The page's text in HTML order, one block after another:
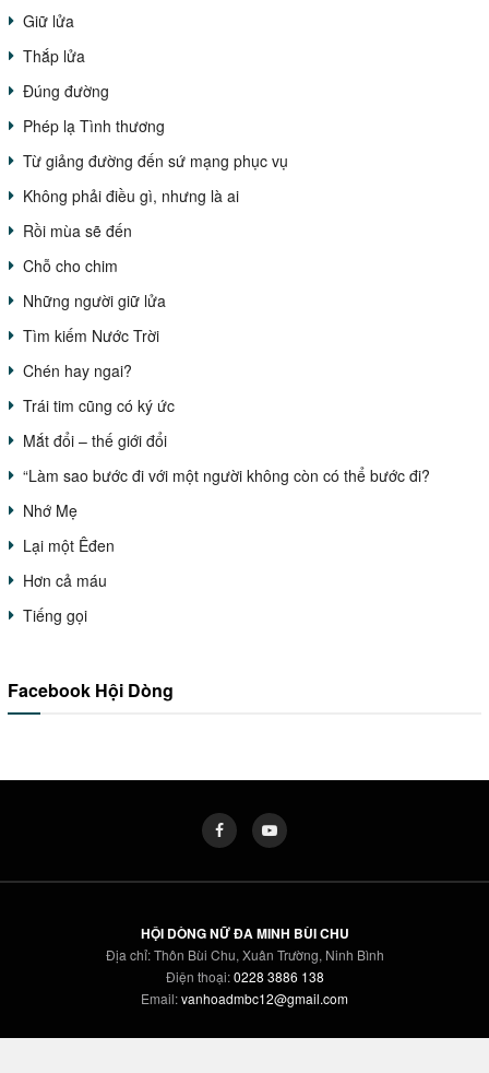
Giữ lửa
Thắp lửa
Đúng đường
Phép lạ Tình thương
Từ giảng đường đến sứ mạng phục vụ
Không phải điều gì, nhưng là ai
Rồi mùa sẽ đến
Chỗ cho chim
Những người giữ lửa
Tìm kiếm Nước Trời
Chén hay ngai?
Trái tim cũng có ký ức
Mắt đổi – thế giới đổi
“Làm sao bước đi với một người không còn có thể bước đi?
Nhớ Mẹ
Lại một Êđen
Hơn cả máu
Tiếng gọi
Facebook Hội Dòng
HỘI DÒNG NỮ ĐA MINH BÙI CHU
Địa chỉ: Thôn Bùi Chu, Xuân Trường, Ninh Bình
Điện thoại:0228 3886 138
Email:vanhoadmbc12@gmail.com